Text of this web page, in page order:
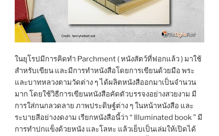
ในยุโรปมีการคิดทำ Parchment ( หนังสัตว์ที่ฟอกแล้ว ) มาใช้
สำหรับเขียน และมีการทำหนังสือโดยการเขียนด้วยมือ พระ
และบาทหลวงตามวัดต่าง ๆ ได้ผลิตหนังสืออกมาเป็นจำนวน
มาก โดยใช้วิธีการเขียนหนังสือคัดตัวบรรจงอย่างสวยงาม มี
การใส่กนกลวดลาย ภาพประดิษฐ์ต่าง ๆ ในหน้าหนังสือ และ
ระบายสีอย่างงดงาม เรียกหนังสือนี้ว่า “ Illuminated book ” มี
การทำปกแข็งด้วยหนัง และโลหะ แล้วเย็บเป็นเล่มให้เปิดได้